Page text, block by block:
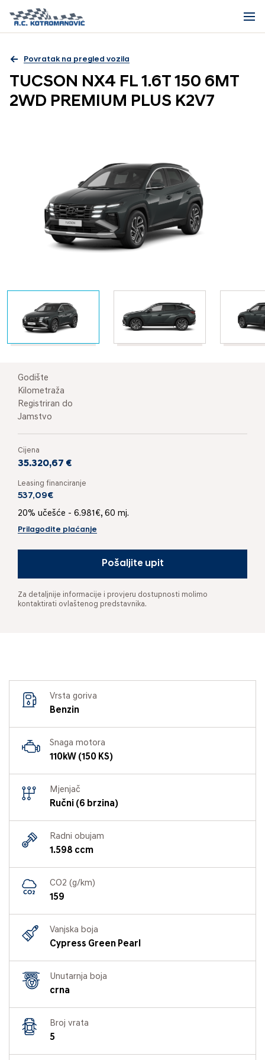
Povratak na pregled vozila
TUCSON NX4 FL 1.6T 150 6MT
2WD PREMIUM PLUS K2V7
Godište
Kilometraža
Registriran do
Jamstvo
Cijena
35.320,67 €
Leasing financiranje
537,09€
20% učešće - 6.981€, 60 mj.
Prilagodite plaćanje
Pošaljite upit
Za detaljnije informacije i provjeru dostupnosti molimo
kontaktirati ovlaštenog predstavnika.
Vrsta goriva
Benzin
Snaga motora
110kW (150 KS)
Mjenjač
Ručni (6 brzina)
Radni obujam
1.598 ccm
CO2 (g/km)
159
Vanjska boja
Cypress Green Pearl
Unutarnja boja
crna
Broj vrata
5